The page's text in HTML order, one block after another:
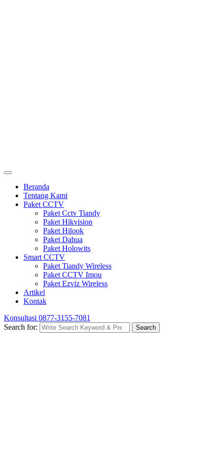
Beranda
Tentang Kami
Paket CCTV
Paket Cctv Tiandy
Paket Hikvision
Paket Hilook
Paket Dahua
Paket Holowits
Smart CCTV
Paket Tiandy Wireless
Paket CCTV Imou
Paket Ezviz Wireless
Artikel
Kontak
Konsultasi 0877-3155-7081
Search for:
Search